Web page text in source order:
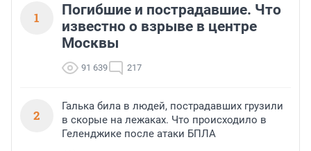
1
Погибшие и пострадавшие. Что
известно о взрыве в центре
Москвы
91 639 217
2
Галька била в людей, пострадавших грузили
в скорые на лежаках. Что происходило в
Геленджике после атаки БПЛА